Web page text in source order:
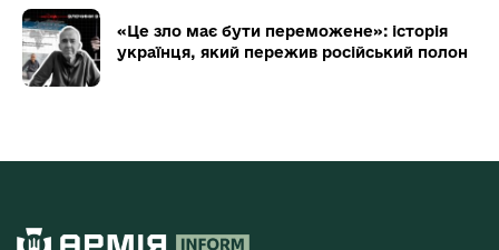
«Це зло має бути переможене»: історія
українця, який пережив російський полон